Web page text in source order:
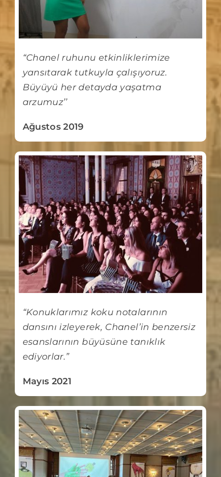
“Chanel ruhunu etkinliklerimize
yansıtarak tutkuyla çalışıyoruz.
Büyüyü her detayda yaşatma
arzumuz’’
Ağustos 2019
“Konuklarımız koku notalarının
dansını izleyerek, Chanel’in benzersiz
esanslarının büyüsüne tanıklık
ediyorlar.”
Mayıs 2021